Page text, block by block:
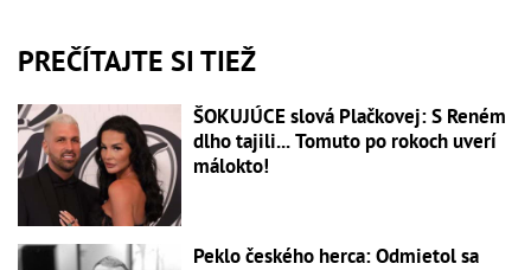
PREČÍTAJTE SI TIEŽ
ŠOKUJÚCE slová Plačkovej: S Reném
dlho tajili... Tomuto po rokoch uverí
málokto!
Peklo českého herca: Odmietol sa